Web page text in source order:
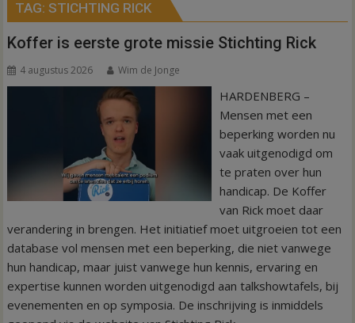
TAG:STICHTING RICK
Koffer is eerste grote missie Stichting Rick
4 augustus 2026 Wim de Jonge
HARDENBERG –
Mensen met een
beperking worden nu
vaak uitgenodigd om
te praten over hun
handicap. De Koffer
van Rick moet daar
verandering in brengen. Het initiatief moet uitgroeien tot een
database vol mensen met een beperking, die niet vanwege
hun handicap, maar juist vanwege hun kennis, ervaring en
expertise kunnen worden uitgenodigd aan talkshowtafels, bij
evenementen en op symposia. De inschrijving is inmiddels